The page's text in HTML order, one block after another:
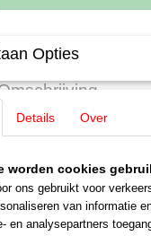
leverancier
Staat
Wagon uitgebracht door
Branbanthallen
94728
Nieuwstaat!
Opties
Details Over
worden cookies
ons gebruikt voor
van informatie
en analysepartners